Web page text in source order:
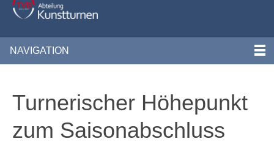
NAVIGATION
Turnerischer Höhepunkt
zum Saisonabschluss